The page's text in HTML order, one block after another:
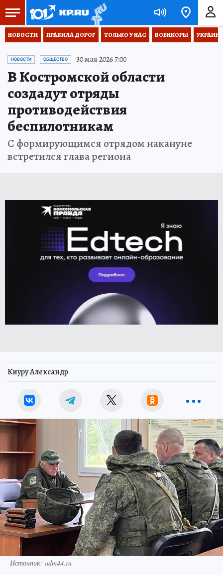
НОВОСТИ ПРАВИЛА ДОРОГ ТОЛЬКО У НАС ВОЕНКОРЫ
НОВОСТИ ОБЩЕСТВО 30 мая 2026 7:00
В Костромской области
создадут отряды
противодействия
беспилотникам
С формирующимся отрядом накануне
встретился глава региона
Киуру Александр
Источник: adm44.ru